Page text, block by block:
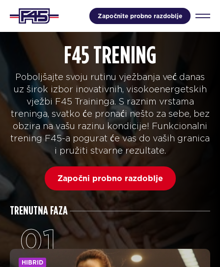
Započnite probno razdoblje
F45 TRENING
Poboljšajte svoju rutinu vježbanja već danas
uz širok izbor inovativnih, visokoenergetskih
vježbi F45 Traininga. S raznim vrstama
treninga, svatko će pronaći nešto za sebe, bez
obzira na vašu razinu kondicije! Funkcionalni
trening F45-a pogurat će vas do vaših granica
i pružiti stvarne rezultate.
Započni probno razdoblje
TRENUTNA FAZA
01
HIBRID